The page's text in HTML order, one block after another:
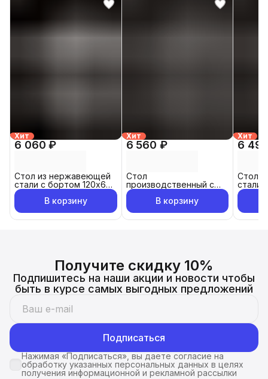
Хит
6 060 ₽
Стол из нержавеющей
стали с бортом 120х60
см металлический,
производственный
разделочный,
упаковочный, из
В корзину
Хит
6 560 ₽
Стол
производственный с
бортом из
нержавеющей стали
120x70см
В корзину
Хит
6
Стол
стали
Получите скидку 10%
Подпишитесь на наши акции и новости чтобы
быть в курсе самых выгодных предложений
Подписаться
Нажимая «Подписаться», вы даете согласие на
обработку указанных персональных данных в целях
получения информационной и рекламной рассылки